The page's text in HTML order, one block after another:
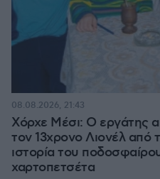
Χόρχε Μέσι: Ο εργάτης
τον 13χρονο Λιονέλ από
ιστορία του
χαρτοπετσέτα
08.08.2026, 21:43